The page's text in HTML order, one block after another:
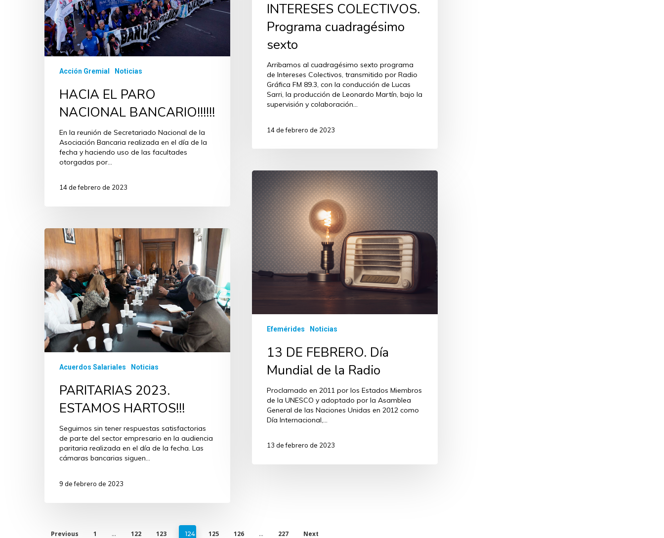
INTERESES COLECTIVOS.
Programa cuadragésimo
sexto
Arribamos al cuadragésimo sexto programa
de Intereses Colectivos, transmitido por Radio
Gráfica FM 89.3, con la conducción de Lucas
Sarri, la producción de Leonardo Martín, bajo la
supervisión y colaboración…
14 de febrero de 2023
Acción Gremial Noticias
HACIA EL PARO
NACIONAL BANCARIO!!!!!!
En la reunión de Secretariado Nacional de la
Asociación Bancaria realizada en el día de la
fecha y haciendo uso de las facultades
otorgadas por…
14 de febrero de 2023
Efemérides Noticias
13 DE FEBRERO. Día
Mundial de la Radio
Proclamado en 2011 por los Estados Miembros
de la UNESCO y adoptado por la Asamblea
General de las Naciones Unidas en 2012 como
Día Internacional,…
13 de febrero de 2023
Acuerdos Salariales Noticias
PARITARIAS 2023.
ESTAMOS HARTOS!!!
Seguimos sin tener respuestas satisfactorias
de parte del sector empresario en la audiencia
paritaria realizada en el día de la fecha. Las
cámaras bancarias siguen…
9 de febrero de 2023
Previous 1 … 122 123 124 125 126 … 227 Next